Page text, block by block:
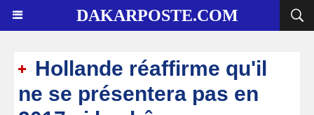
DAKARPOSTE.COM
Hollande réaffirme qu'il
ne se présentera pas en